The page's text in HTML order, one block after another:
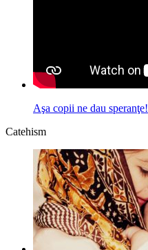
Aşa copii ne dau speranţe!
Catehism